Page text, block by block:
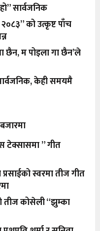
सार्वजनिक
२०८३” को उत्कृष्ट पाँच
छैन, म पोइला गा छैन’ले
केही समयमै
टेक्सासमा ” गीत
स्वरमा तीज गीत
कोसेली “झुम्का